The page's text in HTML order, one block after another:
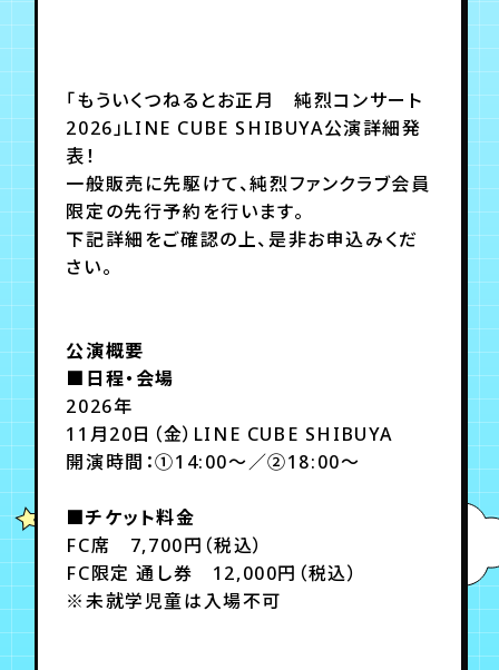
月会員制ファンクラブ
「もういくつねるとお正月 純烈コンサート
2026」LINE CUBE SHIBUYA公演詳細発
表！
一般販売に先駆けて、純烈ファンクラブ会員
限定の先行予約を行います。
下記詳細をご確認の上、是非お申込みくだ
さい。
公演概要
■日程・会場
2026年
11月20日（金）LINE CUBE SHIBUYA
開演時間：①14:00～／②18:00～
■チケット料金
FC席 7,700円（税込）
FC限定 通し券 12,000円（税込）
※未就学児童は入場不可